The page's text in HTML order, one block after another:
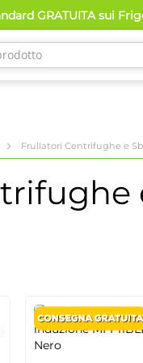
GRATUITA sui
Frullatori Centrifughe e